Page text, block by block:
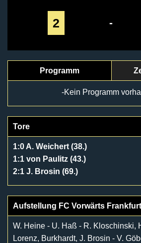
2 -
Programm
-Kein Programm
Tore
1:0 A. Weichert (38.)
1:1 von Paulitz (43.)
2:1 J. Brosin (69.)
Aufstellung FC Vorwärts Frankfurt
W. Heine - U. Haß - R. Kloschinski,
Lorenz, Burkhardt, J. Brosin - V.